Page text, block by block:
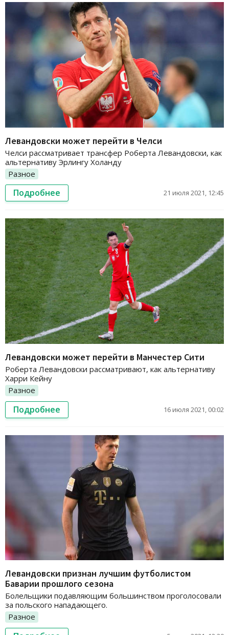
Левандовски может перейти в Челси
Челси рассматривает трансфер Роберта Левандовски, как
альтернативу Эрлингу Холанду
Разное
Подробнее 21 июля 2021, 12:45
Левандовски может перейти в Манчестер Сити
Роберта Левандовски рассматривают, как альтернативу
Харри Кейну
Разное
Подробнее 16 июля 2021, 00:02
Левандовски признан лучшим футболистом
Баварии прошлого сезона
Болельщики подавляющим большинством проголосовали
за польского нападающего.
Разное